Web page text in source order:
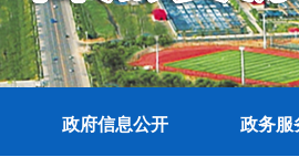
政府信息公开 政务服